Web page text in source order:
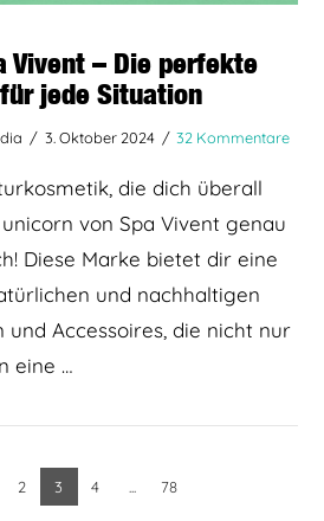
Vivent – Die perfekte
jede Situation
3. Oktober 2024 32 Kommentare
die dich überall
von Spa Vivent genau
Diese Marke bietet dir eine
und nachhaltigen
und Accessoires, die nicht nur
eine …
2 3 4 ... 78